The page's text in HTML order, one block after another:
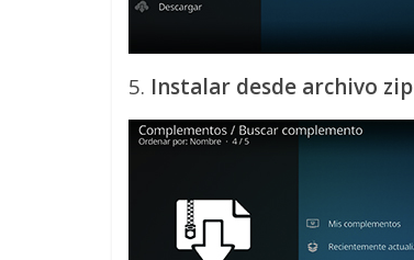
5. Instalar desde archivo zip